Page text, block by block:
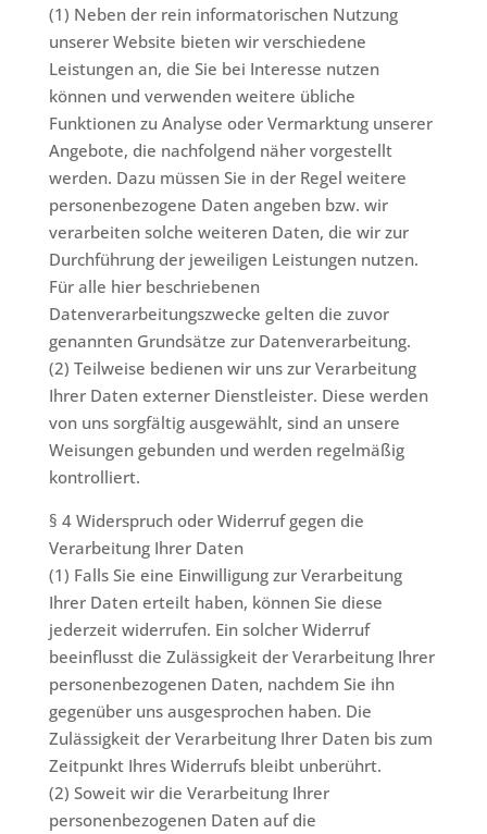
(1) Neben der rein informatorischen Nutzung
unserer Website bieten wir verschiedene
Leistungen an, die Sie bei Interesse nutzen
können und verwenden weitere übliche
Funktionen zu Analyse oder Vermarktung unserer
Angebote, die nachfolgend näher vorgestellt
werden. Dazu müssen Sie in der Regel weitere
personenbezogene Daten angeben bzw. wir
verarbeiten solche weiteren Daten, die wir zur
Durchführung der jeweiligen Leistungen nutzen.
Für alle hier beschriebenen
Datenverarbeitungszwecke gelten die zuvor
genannten Grundsätze zur Datenverarbeitung.
(2) Teilweise bedienen wir uns zur Verarbeitung
Ihrer Daten externer Dienstleister. Diese werden
von uns sorgfältig ausgewählt, sind an unsere
Weisungen gebunden und werden regelmäßig
kontrolliert.
§ 4 Widerspruch oder Widerruf gegen die
Verarbeitung Ihrer Daten
(1) Falls Sie eine Einwilligung zur Verarbeitung
Ihrer Daten erteilt haben, können Sie diese
jederzeit widerrufen. Ein solcher Widerruf
beeinflusst die Zulässigkeit der Verarbeitung Ihrer
personenbezogenen Daten, nachdem Sie ihn
gegenüber uns ausgesprochen haben. Die
Zulässigkeit der Verarbeitung Ihrer Daten bis zum
Zeitpunkt Ihres Widerrufs bleibt unberührt.
(2) Soweit wir die Verarbeitung Ihrer
personenbezogenen Daten auf die